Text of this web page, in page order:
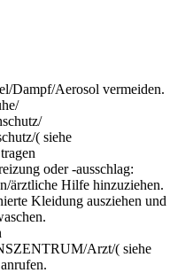
Dampf/Aerosol vermeiden.
( siehe
oder -ausschlag:
ärztliche Hilfe hinzuziehen.
Kleidung ausziehen und
Arzt/( siehe